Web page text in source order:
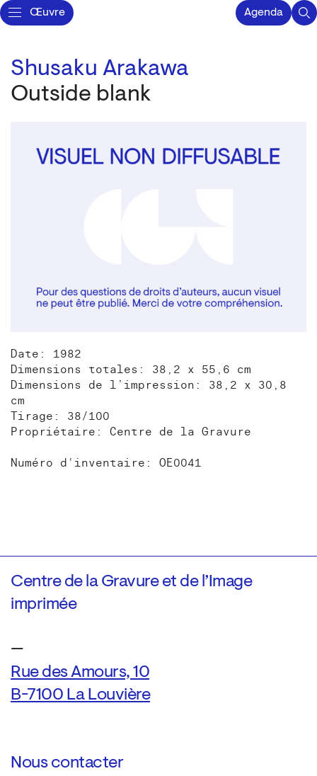
Œuvre Agenda
Shusaku Arakawa
Outside blank
Date: 1982
Dimensions totales: 38,2 x 55,6 cm
Dimensions de l’impression: 38,2 x 30,8
cm
Tirage: 38/100
Propriétaire: Centre de la Gravure
Numéro d'inventaire: OE0041
Centre de la Gravure et de l’Image
imprimée
—
Rue des Amours, 10
B-7100 La Louvière
Nous contacter